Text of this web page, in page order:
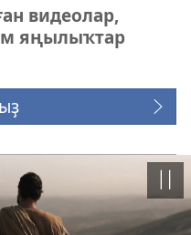
видеолар,
яңылыҡтар